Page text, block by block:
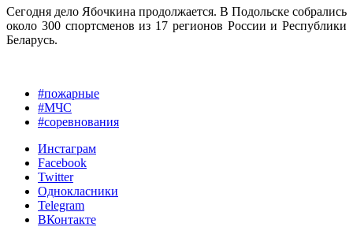
Сегодня дело Ябочкина продолжается. В Подольске собрались
около 300 спортсменов из 17 регионов России и Республики
Беларусь.
#пожарные
#МЧС
#соревнования
Инстаграм
Facebook
Twitter
Однокласники
Telegram
ВКонтакте